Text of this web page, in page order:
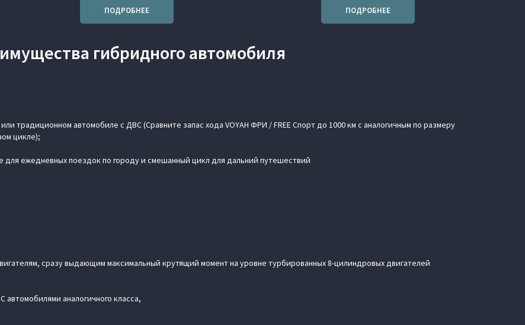
ПОДРОБНЕЕ ПОДРОБНЕЕ
гибридного автомобиля
традиционном автомобиле с ДВС (Сравните запас хода VOYAH ФРИ / FREE Спорт до 1000 км с аналогичным по размеру
цикле);
для ежедневных поездок по городу и смешанный цикл для дальний путешествий
сразу выдающим максимальный крутящий момент на уровне турбированных 8-цилиндровых двигателей
аналогичного класса,